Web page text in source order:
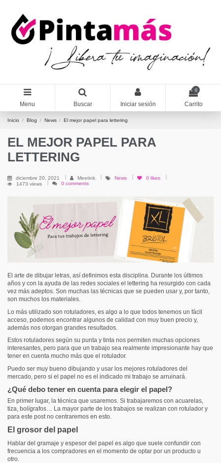
Menu Buscar Iniciar sesión
0
Carrito
Inicio Blog News El mejor papel para lettering
EL MEJOR PAPEL PARA
LETTERING
diciembre 20, 2021 Meetink News 0 likes
1473 views
0 comments
El arte de dibujar letras, así definimos esta disciplina. Durante los últimos
años y con la ayuda de las redes sociales el lettering ha resurgido con cada
vez más adeptos. Son muchas las técnicas que se pueden usar y, por tanto,
son muchos los materiales.
Lo más utilizado son rotuladores, es algo a lo que todos tenemos un fácil
acceso, podemos encontrar algunos de calidad con muy buen precio y,
además nos otorgan grandes resultados.
Estos rotuladores según su punta y tinta nos permiten muchas opciones
interesantes, pero para que un trabajo sea realmente impresionante hay que
tener en cuenta mucho más que el rotulador.
Puedo ser muy bueno dibujando y usar los mejores rotuladores del
mercado, pero si el papel no es el indicado mi trabajo se arruinará.
¿Qué debo tener en cuenta para elegir el papel?
En primer lugar, la técnica que usaremos. Si trabajaremos con acuarelas,
tiza, bolígrafos… La mayor parte de los trabajos se realizan con rotulador y
para este post no centraremos en esto.
El grosor del papel
Hablar del gramaje y espesor del papel es algo que suele confundir con
frecuencia a los compradores en el momento de optar por un producto u
otro.